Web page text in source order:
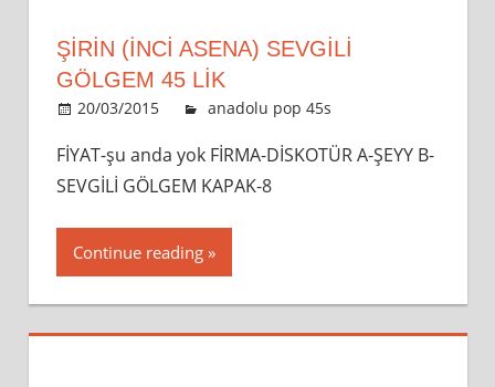
ŞİRİN (İNCİ ASENA) SEVGILI
GÖLGEM 45 LİK
20/03/2015 admin
anadolu pop 45s
FİYAT-şu anda yok FİRMA-DİSKOTÜR A-ŞEYY B-
SEVGİLİ GÖLGEM KAPAK-8
Continue reading